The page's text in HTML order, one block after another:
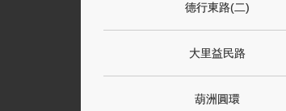
德行東路(二)
大里益民路
葫洲圓環